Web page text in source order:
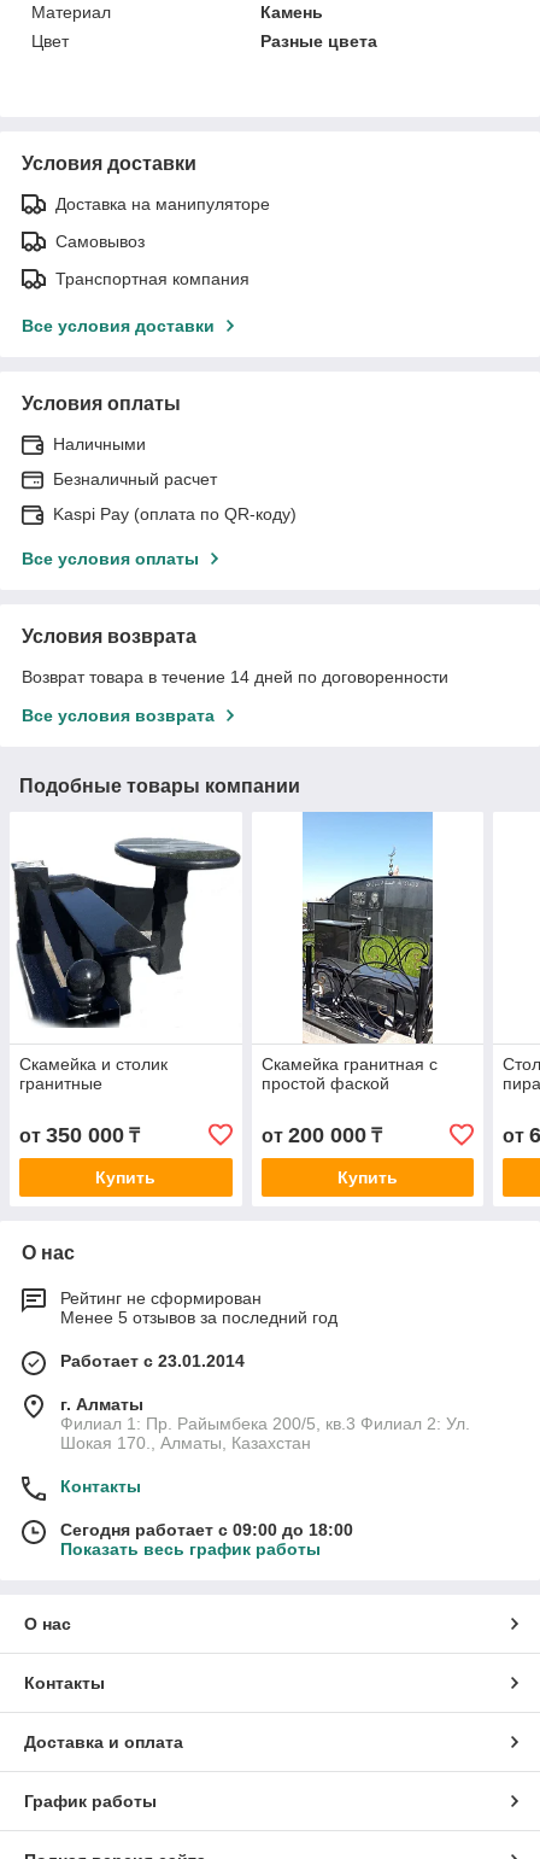
Материал
Камень
Цвет
Разные цвета
Условия доставки
Доставка на манипуляторе
Самовывоз
Транспортная компания
Все условия доставки
Условия оплаты
Наличными
Безналичный расчет
Kaspi Pay (оплата по QR-коду)
Все условия оплаты
Условия возврата
Возврат товара в течение 14 дней по договоренности
Все условия возврата
Подобные товары компании
Скамейка и столик
гранитные
от 350 000 ₸
Купить
Скамейка гранитная с
простой фаской
от 200 000₸
Купить
от
О нас
Рейтинг не сформирован
Менее 5 отзывов за последний год
Работает с 23.01.2014
г. Алматы
Филиал 1: Пр. Райымбека 200/5, кв.3 Филиал 2: Ул.
Шокая 170., Алматы, Казахстан
Контакты
Сегодня работает с 09:00 до 18:00
Показать весь график работы
О нас
Контакты
Доставка и оплата
График работы